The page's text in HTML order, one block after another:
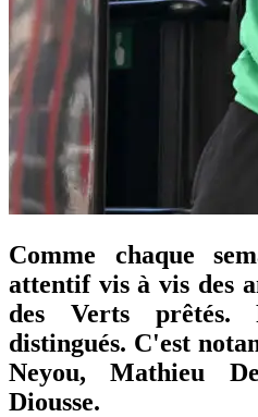
Comme chaque
attentif vis à vis des
des Verts prêtés.
distingués. C'est
Neyou, Mathieu
Diousse.